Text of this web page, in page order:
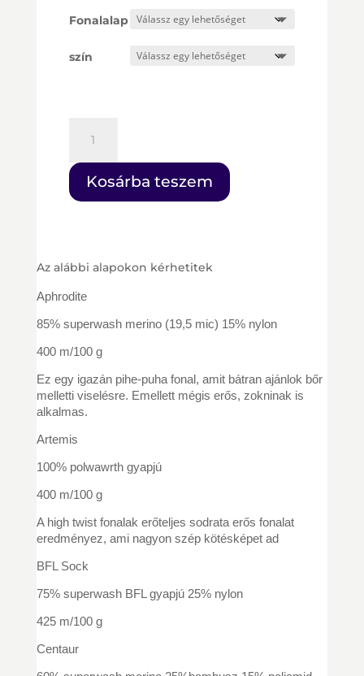
-
Fonalalap
szín
2025
mennyiség
Kosárba teszem
Az alábbi alapokon kérhetitek
Aphrodite
85% superwash merino (19,5 mic) 15% nylon
400 m/100 g
Ez egy igazán pihe-puha fonal, amit bátran ajánlok bőr
melletti viselésre. Emellett mégis erős, zokninak is
alkalmas.
Artemis
100% polwawrth gyapjú
400 m/100 g
A high twist fonalak erőteljes sodrata erős fonalat
eredményez, ami nagyon szép kötésképet ad
BFL Sock
75% superwash BFL gyapjú 25% nylon
425 m/100 g
Centaur